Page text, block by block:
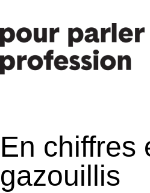
En chiffres
gazouillis